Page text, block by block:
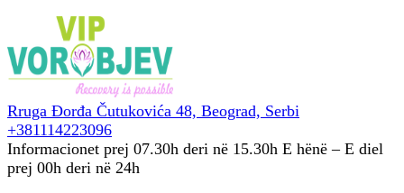
Rruga Đorđa Čutukovića 48, Beograd, Serbi
+381114223096
Informacionet prej 07.30h deri në 15.30h E hënë – E diel
prej 00h deri në 24h